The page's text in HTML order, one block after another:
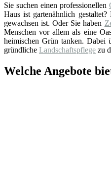
Sie suchen einen professionellen
Haus ist gartenähnlich
gewachsen ist. Oder Sie haben
Menschen vor allem als eine
heimischen Grün tanken. Dabei
gründliche Landschaftspflege zu
Welche Angebote